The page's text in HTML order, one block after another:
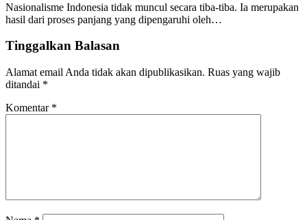
Nasionalisme Indonesia tidak muncul secara tiba-tiba. Ia merupakan
hasil dari proses panjang yang dipengaruhi oleh…
Tinggalkan Balasan
Alamat email Anda tidak akan dipublikasikan. Ruas yang wajib
ditandai *
Komentar *